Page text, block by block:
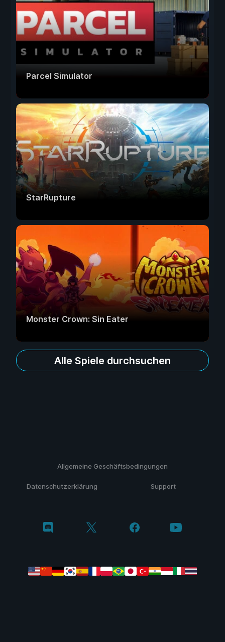
Parcel Simulator
StarRupture
Monster Crown: Sin Eater
Alle Spiele durchsuchen
Allgemeine Geschäftsbedingungen
Datenschutzerklärung Support